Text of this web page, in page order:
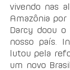
vivendo nas
Amazônia por
Darcy doou
nosso país.
lutou pela
um novo